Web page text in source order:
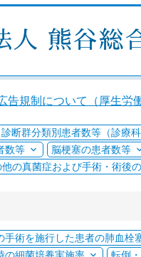
人 熊谷総
告規制について（厚生労
診断群分類別患者数等（診療
数等
脳梗塞の患者数等
の真菌症および手術・術後
手術を施行した患者の肺血栓